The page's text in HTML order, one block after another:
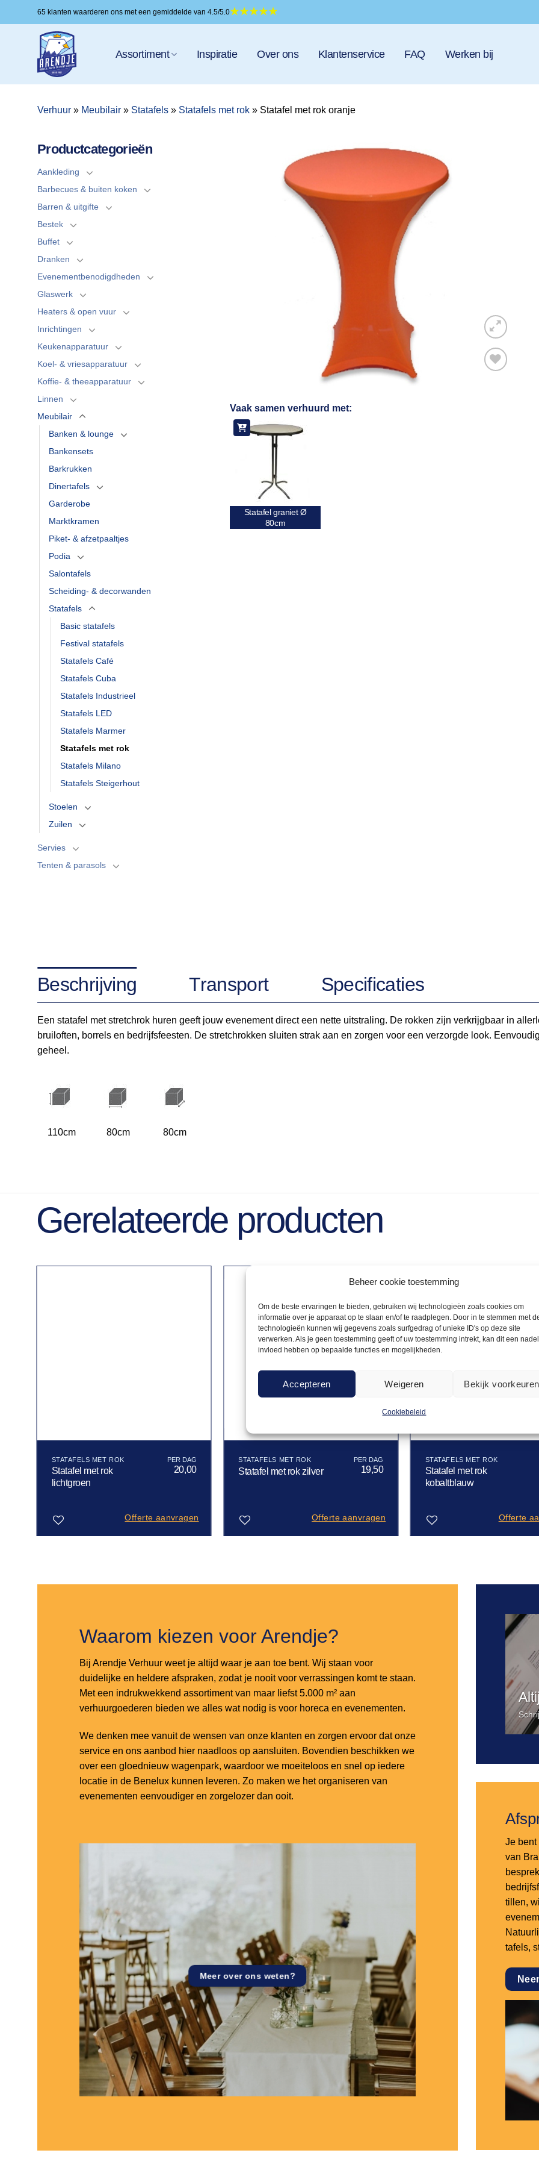
Beheer cookie toestemming
Om de beste ervaringen te bieden, gebruiken wij technologieën zoals cookies om
informatie over je apparaat op te slaan en/of te raadplegen. Door in te stemmen met
technologieën kunnen wij gegevens zoals surfgedrag of unieke ID's op deze site
verwerken. Als je geen toestemming geeft of uw toestemming intrekt, kan dit een
invloed hebben op bepaalde functies en mogelijkheden.
Accepteren Weigeren Bekijk voorkeuren
Cookiebeleid
naar
65 klanten waarderen ons met een gemiddelde van 4.5/5.0
Assortiment Inspiratie Over ons Klantenservice FAQ Werken bij
Verhuur » Meubilair » Statafels » Statafels met rok » Statafel met rok oranje
Productcategorieën
Aankleding
Barbecues & buiten koken
Barren & uitgifte
Bestek
Buffet
Dranken
Evenementbenodigdheden
Glaswerk
Heaters & open vuur
Inrichtingen
Keukenapparatuur
Koel- & vriesapparatuur
Koffie- & theeapparatuur
Linnen
Meubilair
Banken & lounge
Bankensets
Barkrukken
Dinertafels
Garderobe
Marktkramen
Piket- & afzetpaaltjes
Podia
Salontafels
Scheiding- & decorwanden
Statafels
Basic statafels
Festival statafels
Statafels Café
Statafels Cuba
Statafels Industrieel
Statafels LED
Statafels Marmer
Statafels met rok
Statafels Milano
Statafels Steigerhout
Stoelen
Zuilen
Servies
Tenten & parasols
Vaak samen verhuurd met:
Statafel graniet Ø
80cm
Beschrijving Transport Specificaties
Een statafel met stretchrok huren geeft jouw evenement direct een nette uitstraling. De rokken zijn verkrijgbaar in
bruiloften, borrels en bedrijfsfeesten. De stretchrokken sluiten strak aan en zorgen voor een verzorgde look.
geheel.
110cm 80cm 80cm
Gerelateerde producten
STATAFELS MET ROK
Statafel met rok
lichtgroen
20,00
Offerte aanvragen
STATAFELS MET ROK
Statafel met rok zilver 19,50
Offerte aanvragen
STATAFELS MET ROK
Statafel met rok
kobaltblauw
Offerte
Waarom kiezen voor Arendje?
Bij Arendje Verhuur weet je altijd waar je aan toe bent. Wij staan voor
duidelijke en heldere afspraken, zodat je nooit voor verrassingen komt te staan.
Met een indrukwekkend assortiment van maar liefst 5.000 m² aan
verhuurgoederen bieden we alles wat nodig is voor horeca en evenementen.
We denken mee vanuit de wensen van onze klanten en zorgen ervoor dat onze
service en ons aanbod hier naadloos op aansluiten. Bovendien beschikken we
over een gloednieuw wagenpark, waardoor we moeiteloos en snel op iedere
locatie in de Benelux kunnen leveren. Zo maken we het organiseren van
evenementen eenvoudiger en zorgelozer dan ooit.
Meer over ons weten?
Je
van
tillen,
tafels,